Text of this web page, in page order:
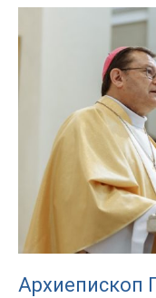
Николая
Архиепископ